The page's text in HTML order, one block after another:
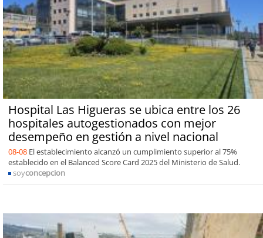
Hospital Las Higueras se ubica entre los 26
hospitales autogestionados con mejor
desempeño en gestión a nivel nacional
08-08 El establecimiento alcanzó un cumplimiento superior al 75%
establecido en el Balanced Score Card 2025 del Ministerio de Salud.
soyconcepcion